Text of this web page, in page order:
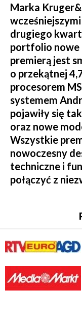
Marka
drugiego
portfolio nowe
premierą jest
o przekątnej
procesorem
systemem
pojawiły się
oraz nowe
Wszystkie
nowoczesny
techniczne i
połączyć z